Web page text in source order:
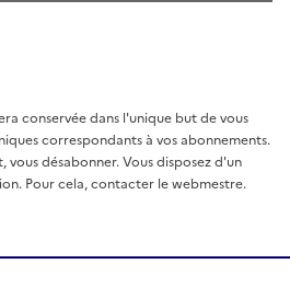
conservée dans l'unique but de vous
correspondants à vos abonnements.
désabonner. Vous disposez d'un
Pour cela, contacter le webmestre.